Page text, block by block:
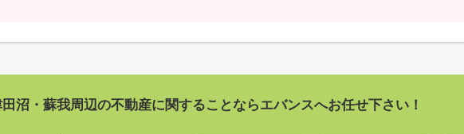
沼・蘇我周辺の不動産に関することならエバンスへお任せ下さい！